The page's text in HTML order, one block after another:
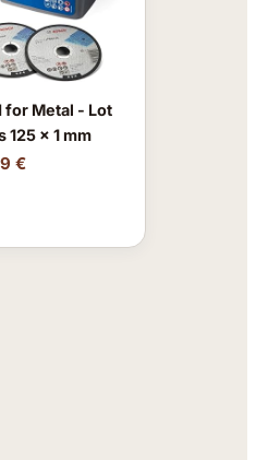
for Metal - Lot
125 x 1 mm
€